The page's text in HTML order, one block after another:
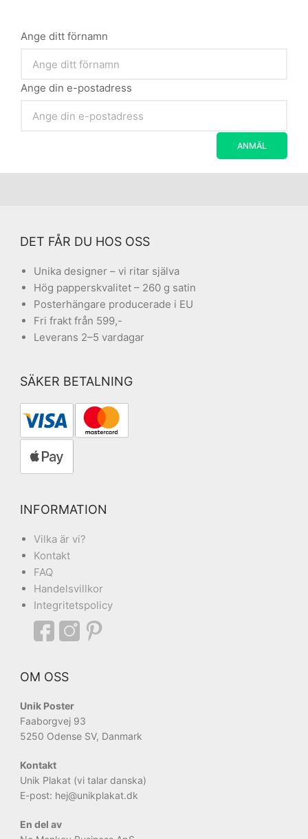
Ange ditt förnamn
Ange din e-postadress
DET FÅR DU HOS OSS
Unika designer – vi ritar själva
Hög papperskvalitet – 260 g satin
Posterhängare producerade i EU
Fri frakt från 599,-
Leverans 2–5 vardagar
SÄKER BETALNING
INFORMATION
Vilka är vi?
Kontakt
FAQ
Handelsvillkor
Integritetspolicy
OM OSS
Unik Poster
Faaborgvej 93
5250 Odense SV, Danmark
Kontakt
Unik Plakat (vi talar danska)
E-post: hej@unikplakat.dk
En del av